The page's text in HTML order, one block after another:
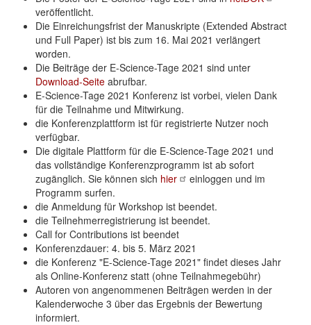
veröffentlicht.
Die Einreichungsfrist der Manuskripte (Extended Abstract
und Full Paper) ist bis zum 16. Mai 2021 verlängert
worden.
Die Beiträge der E-Science-Tage 2021 sind unter
Download-Seite abrufbar.
E-Science-Tage 2021 Konferenz ist vorbei, vielen Dank
für die Teilnahme und Mitwirkung.
die Konferenzplattform ist für registrierte Nutzer noch
verfügbar.
Die digitale Plattform für die E-Science-Tage 2021 und
das vollständige Konferenzprogramm ist ab sofort
zugänglich. Sie können sich hier
einloggen und im
Programm surfen.
die Anmeldung für Workshop ist beendet.
die Teilnehmerregistrierung ist beendet.
Call for Contributions ist beendet
Konferenzdauer: 4. bis 5. März 2021
die Konferenz "E-Science-Tage 2021" findet dieses Jahr
als Online-Konferenz statt (ohne Teilnahmegebühr)
Autoren von angenommenen Beiträgen werden in der
Kalenderwoche 3 über das Ergebnis der Bewertung
informiert.